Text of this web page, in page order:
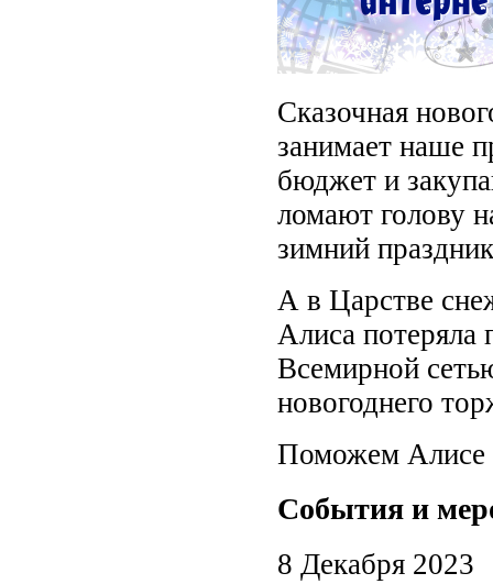
Сказочная
занимает наше
бюджет и
ломают голову
зимний
А в Царстве
Алиса потеряла
Всемирной
новогоднего
Поможем Алисе
События и
8 Декабря 2023